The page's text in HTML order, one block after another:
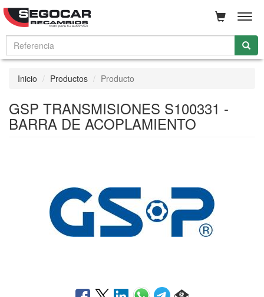
Inicio Productos Producto
GSP TRANSMISIONES S100331 -
BARRA DE ACOPLAMIENTO